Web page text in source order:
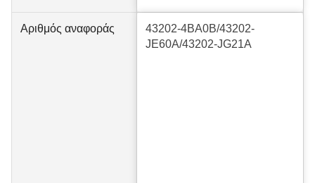
Αριθμός αναφοράς
43202-4BA0B/43202-
JE60A/43202-JG21A